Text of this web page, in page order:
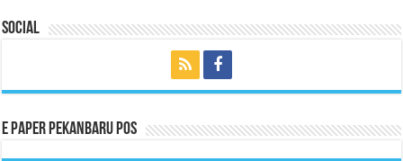
Social
E Paper Pekanbaru Pos